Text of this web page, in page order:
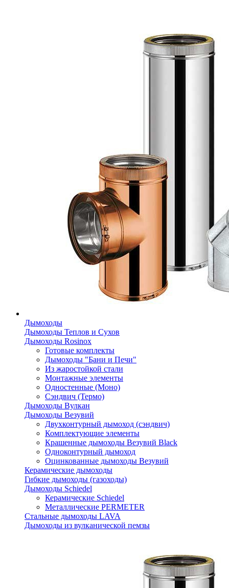
Дымоходы
Дымоходы Теплов и Сухов
Дымоходы Rosinox
Готовые комплекты
Дымоходы "Бани и Печи"
Из жаростойкой стали
Монтажные элементы
Одностенные (Моно)
Сэндвич (Термо)
Дымоходы Вулкан
Дымоходы Везувий
Двухконтурный дымоход (сэндвич)
Комплектующие элементы
Крашенные дымоходы Везувий Black
Одноконтурный дымоход
Оцинкованные дымоходы Везувий
Керамические дымоходы
Гибкие дымоходы (газоходы)
Дымоходы Schiedel
Керамические Schiedel
Металлические PERMETER
Стальные дымоходы LAVA
Дымоходы из вулканической пемзы